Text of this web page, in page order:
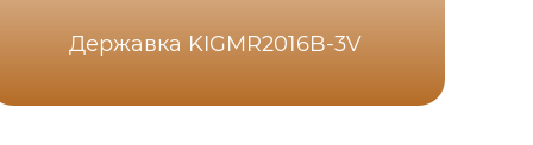
Державка KIGMR2016B-3V